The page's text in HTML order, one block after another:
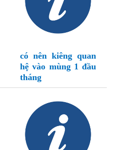
có nên kiêng quan
hệ vào mùng 1 đầu
tháng